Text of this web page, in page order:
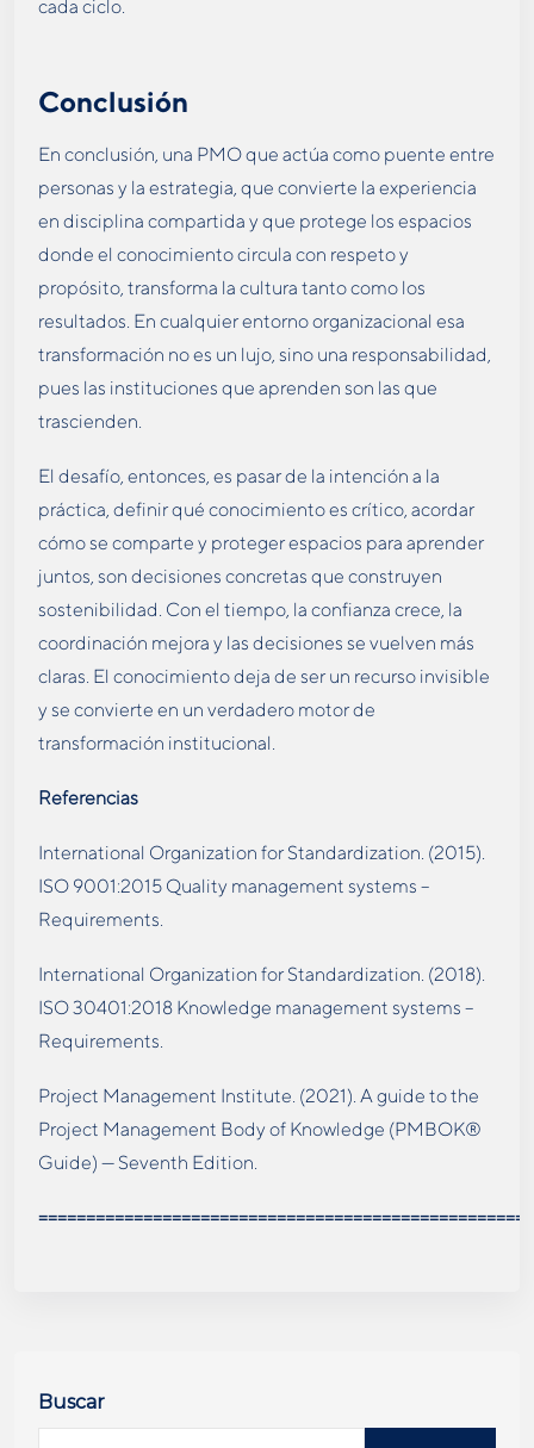
cada ciclo.
Conclusión
En conclusión, una PMO que actúa como puente entre
personas y la estrategia, que convierte la experiencia
en disciplina compartida y que protege los espacios
donde el conocimiento circula con respeto y
propósito, transforma la cultura tanto como los
resultados. En cualquier entorno organizacional esa
transformación no es un lujo, sino una responsabilidad,
pues las instituciones que aprenden son las que
trascienden.
El desafío, entonces, es pasar de la intención a la
práctica, definir qué conocimiento es crítico, acordar
cómo se comparte y proteger espacios para aprender
juntos, son decisiones concretas que construyen
sostenibilidad. Con el tiempo, la confianza crece, la
coordinación mejora y las decisiones se vuelven más
claras. El conocimiento deja de ser un recurso invisible
y se convierte en un verdadero motor de
transformación institucional.
Referencias
International Organization for Standardization. (2015).
ISO 9001:2015 Quality management systems –
Requirements.
International Organization for Standardization. (2018).
ISO 30401:2018 Knowledge management systems –
Requirements.
Project Management Institute. (2021). A guide to the
Project Management Body of Knowledge (PMBOK®
Guide) — Seventh Edition.
Buscar